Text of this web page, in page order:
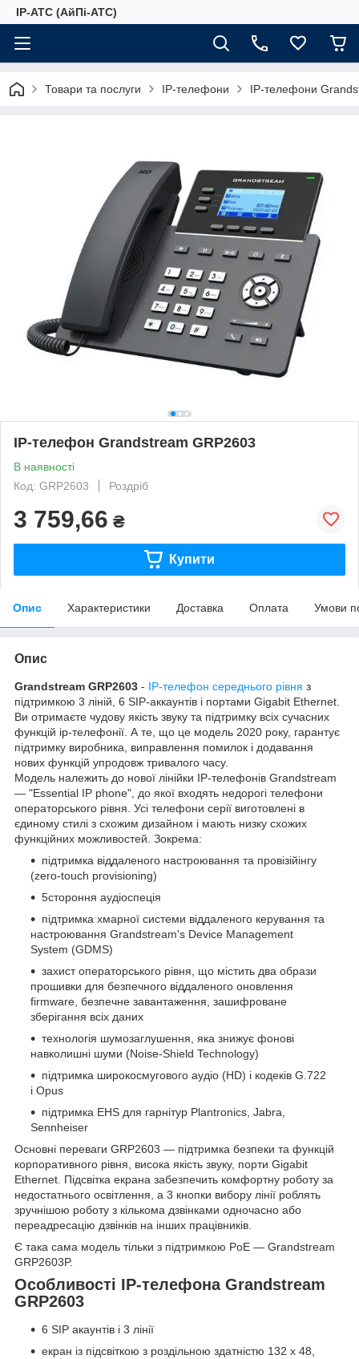
IP-АТС (АйПі-АТС)
Товари та послуги IP-телефони IP-телефони
IP-телефон Grandstream GRP2603
В наявності
Код: GRP2603
Роздріб
3 759,66 ₴
Купити
Опис Характеристики Доставка Оплата Умови
Опис
Grandstream GRP2603 - IP-телефон середнього рівня з
підтримкою 3 ліній, 6 SIP-аккаунтів і портами Gigabit Ethernet.
Ви отримаєте чудову якість звуку та підтримку всіх сучасних
функцій ip-телефонії. А те, що це модель 2020 року, гарантує
підтримку виробника, виправлення помилок і додавання
нових функцій упродовж тривалого часу.
Модель належить до нової лінійки IP-телефонів Grandstream
— "Essential IP phone", до якої входять недорогі телефони
операторського рівня. Усі телефони серії виготовлені в
єдиному стилі з схожим дизайном і мають низку схожих
функційних можливостей. Зокрема:
підтримка віддаленого настроювання та провізійінгу
(zero-touch provisioning)
5стороння аудіоспеція
підтримка хмарної системи віддаленого керування та
настроювання Grandstream's Device Management
System (GDMS)
захист операторського рівня, що містить два образи
прошивки для безпечного віддаленого оновлення
firmware, безпечне завантаження, зашифроване
зберігання всіх даних
технологія шумозаглушення, яка знижує фонові
навколишні шуми (Noise-Shield Technology)
підтримка широкосмугового аудіо (HD) і кодеків G.722
і Opus
підтримка EHS для гарнітур Plantronics, Jabra,
Sennheiser
Основні переваги GRP2603 — підтримка безпеки та функцій
корпоративного рівня, висока якість звуку, порти Gigabit
Ethernet. Підсвітка екрана забезпечить комфортну роботу за
недостатнього освітлення, а 3 кнопки вибору лінії роблять
зручнішою роботу з кількома дзвінками одночасно або
переадресацію дзвінків на інших працівників.
Є така сама модель тільки з підтримкою PoE — Grandstream
GRP2603P.
Особливості IP-телефона Grandstream
GRP2603
6 SIP акаунтів і 3 лінії
екран із підсвіткою з роздільною здатністю 132 х 48,